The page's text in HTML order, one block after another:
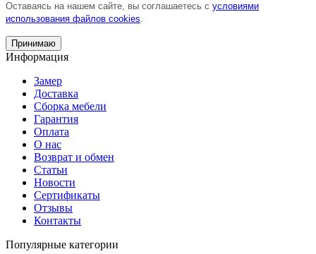
Оставаясь на нашем сайте, вы соглашаетесь с условиями
использования файлов cookies.
Принимаю
Информация
Замер
Доставка
Сборка мебели
Гарантия
Оплата
О нас
Возврат и обмен
Статьи
Новости
Сертификаты
Отзывы
Контакты
Популярные категории